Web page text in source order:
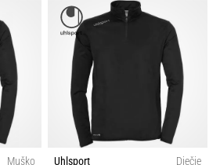
Muško
Uhlsport
Dječje